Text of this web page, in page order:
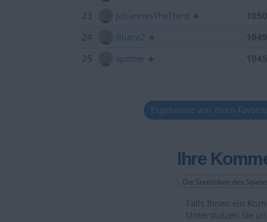
23
JohannesTheThird
24
Blumi2
25
spotter
Ergebnisse von Ihren
Ihre
Die Statistiken des
Falls Ihnen ein
Unterstützen Sie